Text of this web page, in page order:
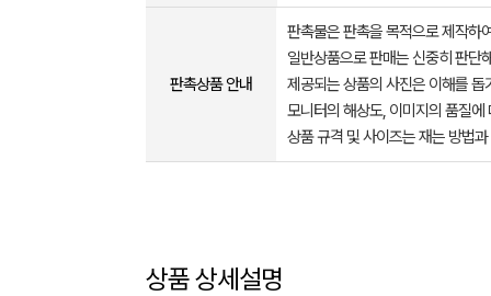
판촉상품 안내
판촉물은 판촉을 목적으로 제작하
일반상품으로 판매는 신중히 판단
제공되는 상품의 사진은 이해를
모니터의 해상도, 이미지의 품질
상품 규격 및 사이즈는 재는 방법
상품 상세설명